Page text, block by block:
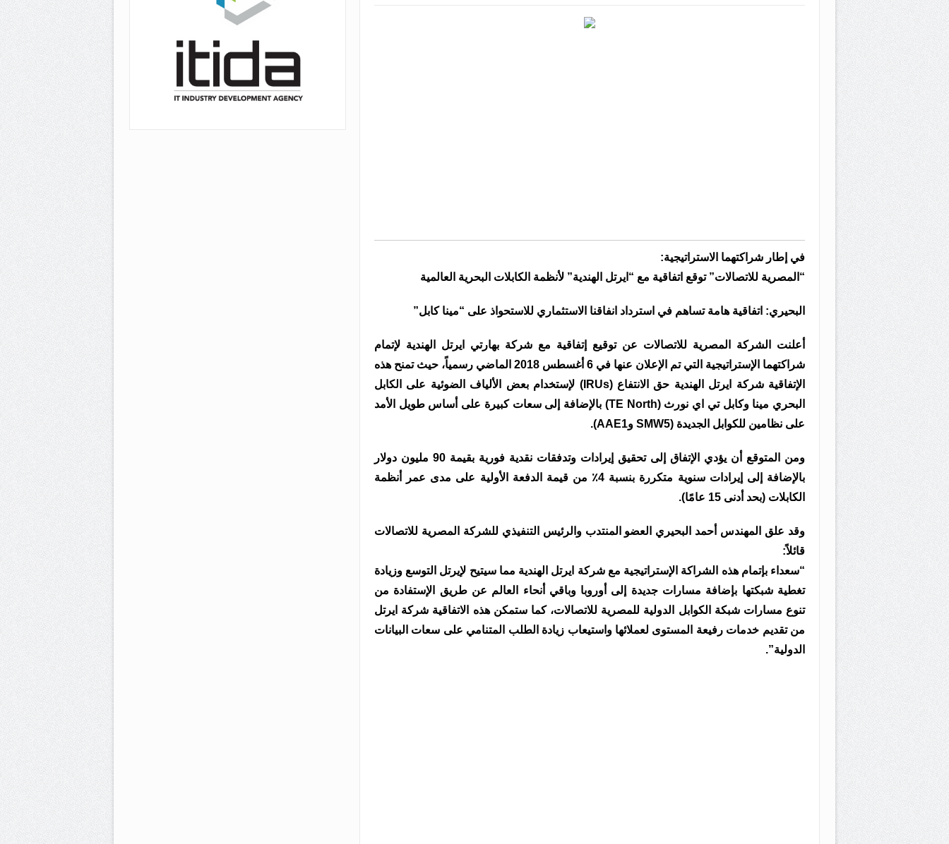
في إطار شراكتهما الاستراتيجية:
“المصرية للاتصالات” توقع اتفاقية مع “ايرتل الهندية” لأنظمة الكابلات البحرية العالمية
البحيري: اتفاقية هامة تساهم في استرداد انفاقنا الاستثماري للاستحواذ على “مينا كابل”
أعلنت الشركة المصرية للاتصالات عن توقيع إتفاقية مع شركة بهارتي ايرتل الهندية لإتمام
شراكتهما الإستراتيجية التي تم الإعلان عنها في 6 أغسطس 2018 الماضي رسمياً، حيث تمنح هذه
الإتفاقية شركة ايرتل الهندية حق الانتفاع (IRUs) لإستخدام بعض الألياف الضوئية على الكابل
البحري مينا وكابل تي اي نورث (TE North) بالإضافة إلى سعات كبيرة على أساس طويل الأمد
على نظامين للكوابل الجديدة (SMW5 وAAE1).
ومن المتوقع أن يؤدي الإتفاق إلى تحقيق إيرادات وتدفقات نقدية فورية بقيمة 90 مليون دولار
بالإضافة إلى إيرادات سنوية متكررة بنسبة 4٪ من قيمة الدفعة الأولية على مدى عمر أنظمة
الكابلات (بحد أدنى 15 عامًا).
وقد علق المهندس أحمد البحيري العضو المنتدب والرئيس التنفيذي للشركة المصرية للاتصالات
قائلاً:
“سعداء بإتمام هذه الشراكة الإستراتيجية مع شركة ايرتل الهندية مما سيتيح لإيرتل التوسع وزيادة
تغطية شبكتها بإضافة مسارات جديدة إلى أوروبا وباقي أنحاء العالم عن طريق الإستفادة من
تنوع مسارات شبكة الكوابل الدولية للمصرية للاتصالات، كما ستمكن هذه الاتفاقية شركة ايرتل
من تقديم خدمات رفيعة المستوى لعملائها واستيعاب زيادة الطلب المتنامي على سعات البيانات
الدولية”.